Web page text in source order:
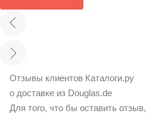
Отзывы клиентов Каталоги.ру
о доставке из Douglas.de
Для того, что бы оставить отзыв,